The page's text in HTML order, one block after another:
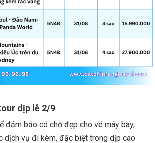
dịp lễ 2/9
đảm bảo có chỗ đẹp cho vé máy bay,
dịch vụ đi kèm, đặc biệt trong dịp cao